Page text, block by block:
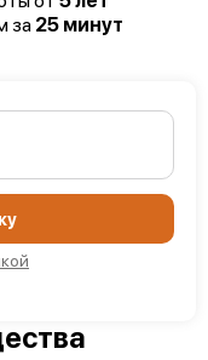
за 25 минут